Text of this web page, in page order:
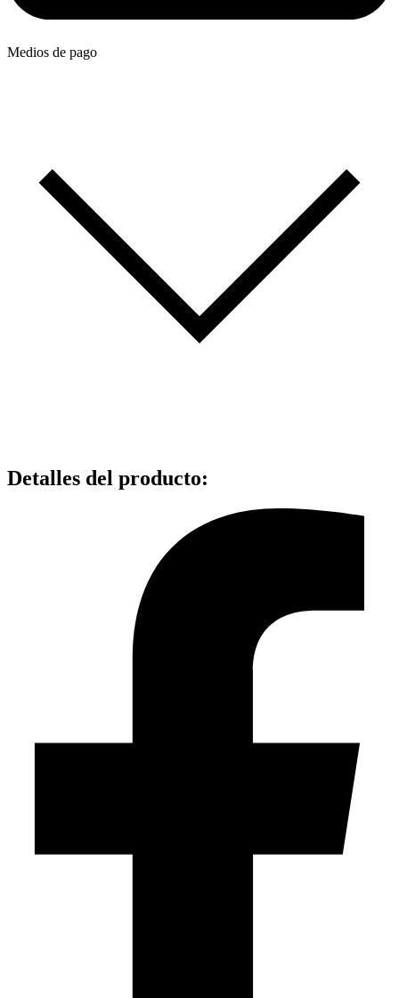
Medios de pago
Detalles del producto: